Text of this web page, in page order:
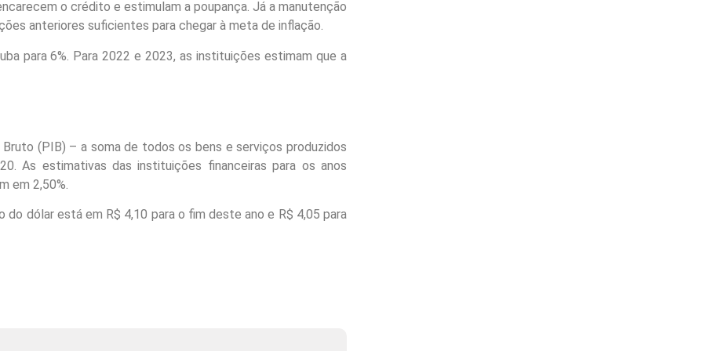
o crédito e estimulam a poupança. Já a manutenção
anteriores suficientes para chegar à meta de inflação.
para 6%. Para 2022 e 2023, as instituições estimam que a
(PIB) – a soma de todos os bens e serviços produzidos
As estimativas das instituições financeiras para os anos
em 2,50%.
dólar está em R$ 4,10 para o fim deste ano e R$ 4,05 para